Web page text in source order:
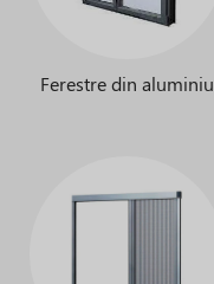
Ferestre din aluminiu